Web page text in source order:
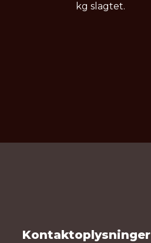
kg slagtet.
Kontaktoplysninger